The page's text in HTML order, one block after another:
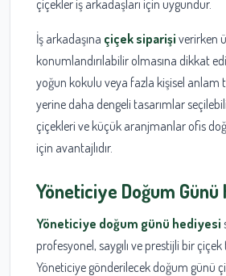
çiçekler iş arkadaşları için uygundur.
İş arkadaşına çiçek siparişi verirken
konumlandırılabilir olmasına dikkat
yoğun kokulu veya fazla kişisel anlam
yerine daha dengeli tasarımlar
çiçekleri ve küçük aranjmanlar ofis
için avantajlıdır.
Yöneticiye Doğum Günü
Yöneticiye doğum günü hediyesi
profesyonel, saygılı ve prestijli bir
Yöneticiye gönderilecek doğum günü